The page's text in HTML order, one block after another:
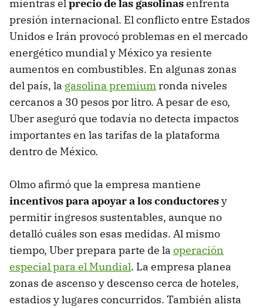
mientras elprecio de las gasolinasenfrenta
presión internacional. El conflicto entre Estados
Unidos e Irán provocó problemas en el mercado
energético mundial y México ya resiente
aumentos en combustibles. En algunas zonas
del país, la gasolina premium ronda niveles
cercanos a 30 pesos por litro. A pesar de eso,
Uber aseguró que todavía no detecta impactos
importantes en las tarifas de la plataforma
dentro de México.
Olmo afirmó que la empresa mantiene
incentivos para apoyar a los conductoresy
permitir ingresos sustentables, aunque no
detalló cuáles son esas medidas. Al mismo
tiempo, Uber prepara parte de la operación
especial para el Mundial. La empresa planea
zonas de ascenso y descenso cerca de hoteles,
estadios y lugares concurridos. También alista